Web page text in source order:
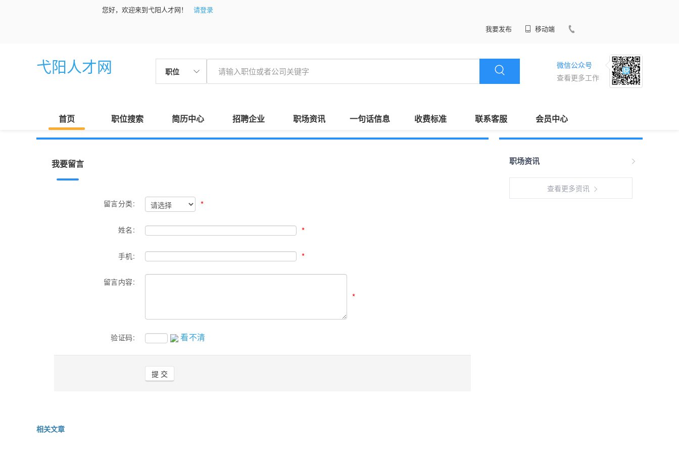
您好，欢迎来到弋阳人才网！
请登录
我要发布
移动端
弋阳人才网 职位
微信公众号
查看更多工作
首页 职位搜索 简历中心 招聘企业 职场资讯 一句话信息 收费标准 联系客服 会员中心
我要留言
留言分类: *
姓名: *
手机: *
留言内容:
*
验证码: 看不清
相关文章
职场资讯
查看更多资讯